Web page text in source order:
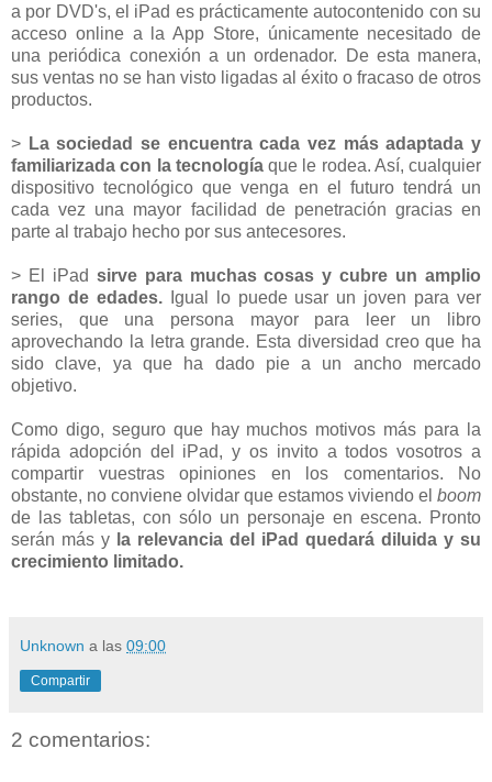
a por DVD's, el iPad es prácticamente autocontenido con su
acceso online a la App Store, únicamente necesitado de
una periódica conexión a un ordenador. De esta manera,
sus ventas no se han visto ligadas al éxito o fracaso de otros
productos.
> La sociedad se encuentra cada vez más adaptada y
familiarizada con la tecnología que le rodea. Así, cualquier
dispositivo tecnológico que venga en el futuro tendrá un
cada vez una mayor facilidad de penetración gracias en
parte al trabajo hecho por sus antecesores.
> El iPad sirve para muchas cosas y cubre un amplio
rango de edades.Igual lo puede usar un joven para ver
series, que una persona mayor para leer un libro
aprovechando la letra grande. Esta diversidad creo que ha
sido clave, ya que ha dado pie a un ancho mercado
objetivo.
Como digo, seguro que hay muchos motivos más para la
rápida adopción del iPad, y os invito a todos vosotros a
compartir vuestras opiniones en los comentarios. No
obstante, no conviene olvidar que estamos viviendo el boom
de las tabletas, con sólo un personaje en escena. Pronto
serán más y la relevancia del iPad quedará diluida y su
crecimiento limitado.
Unknown a las 09:00
Compartir
2 comentarios: